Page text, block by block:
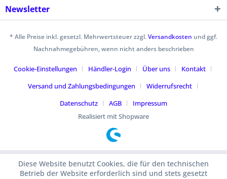
Newsletter
* Alle Preise inkl. gesetzl. Mehrwertsteuer zzgl.Versandkosten und ggf.
Nachnahmegebühren, wenn nicht anders beschrieben
Cookie-Einstellungen Händler-Login Über uns
Kontakt
Versand und Zahlungsbedingungen
Widerrufsrecht
Datenschutz
AGB
Impressum
Realisiert mit Shopware
Diese Website benutzt Cookies, die für den technischen
Betrieb der Website erforderlich sind und stets gesetzt